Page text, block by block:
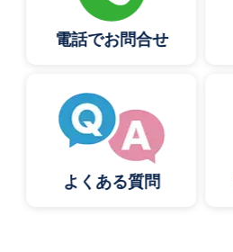
電話でお問合せ
よくある質問